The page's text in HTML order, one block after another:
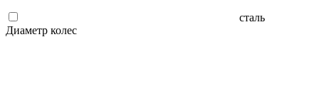
сталь
Диаметр колес